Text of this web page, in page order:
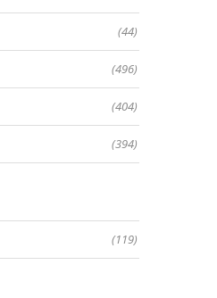
(44)
(496)
(404)
(394)
(119)